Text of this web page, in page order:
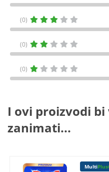
(0)
(0)
(0)
I ovi proizvodi bi
zanimati...
Multi